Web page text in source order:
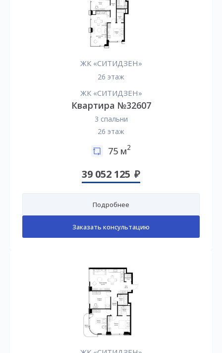
ЖК «СИТИДЗЕН»
26 этаж
ЖК «СИТИДЗЕН»
Квартира №32607
3 спальни
26 этаж
75 м2
39 052 125
Подробнее
Заказать консультацию